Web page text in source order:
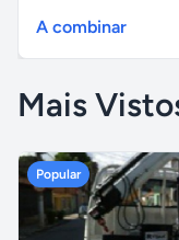
A combinar
Mais
Popular